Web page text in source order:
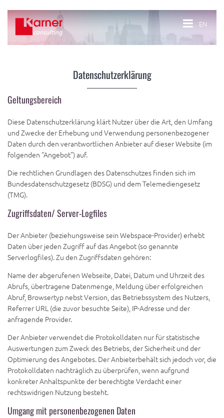
EN
Datenschutzerklärung
Geltungsbereich
Diese Datenschutzerklärung klärt Nutzer über die Art, den Umfang
und Zwecke der Erhebung und Verwendung personenbezogener
Daten durch den verantwortlichen Anbieter auf dieser Website (im
folgenden “Angebot”) auf.
Die rechtlichen Grundlagen des Datenschutzes finden sich im
Bundesdatenschutzgesetz (BDSG) und dem Telemediengesetz
(TMG).
Zugriffsdaten/ Server-Logfiles
Der Anbieter (beziehungsweise sein Webspace-Provider) erhebt
Daten über jeden Zugriff auf das Angebot (so genannte
Serverlogfiles). Zu den Zugriffsdaten gehören:
Name der abgerufenen Webseite, Datei, Datum und Uhrzeit des
Abrufs, übertragene Datenmenge, Meldung über erfolgreichen
Abruf, Browsertyp nebst Version, das Betriebssystem des Nutzers,
Referrer URL (die zuvor besuchte Seite), IP-Adresse und der
anfragende Provider.
Der Anbieter verwendet die Protokolldaten nur für statistische
Auswertungen zum Zweck des Betriebs, der Sicherheit und der
Optimierung des Angebotes. Der Anbieterbehält sich jedoch vor, die
Protokolldaten nachträglich zu überprüfen, wenn aufgrund
konkreter Anhaltspunkte der berechtigte Verdacht einer
rechtswidrigen Nutzung besteht.
Umgang mit personenbezogenen Daten